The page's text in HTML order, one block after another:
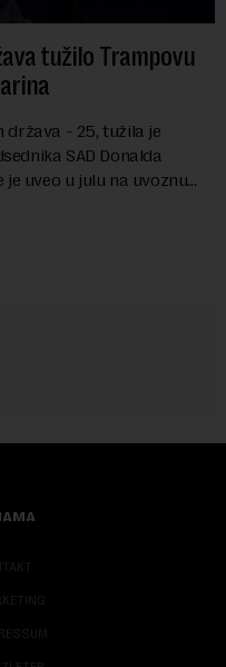
tužilo Trampovu
država - 25, tužila je
SAD Donalda
uveo u julu na uvoznu